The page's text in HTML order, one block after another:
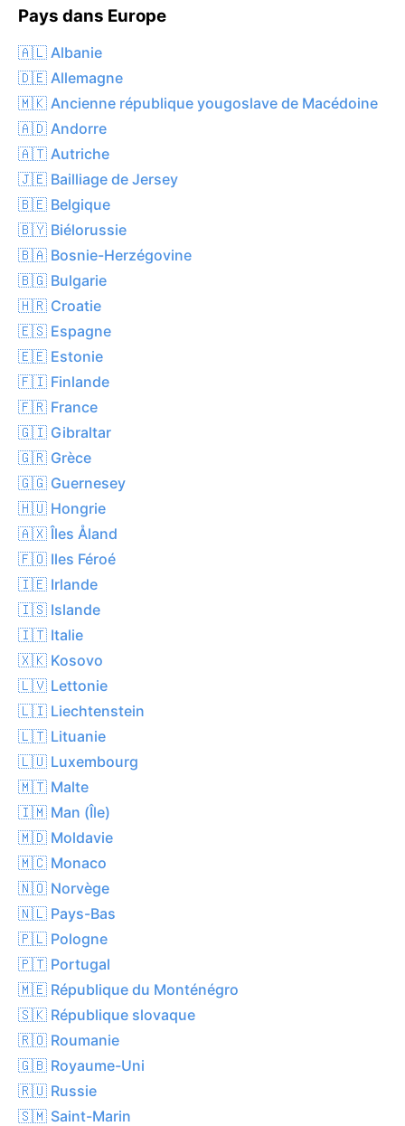
Pays dans Europe
🇦🇱 Albanie
🇩🇪 Allemagne
🇲🇰 Ancienne république yougoslave de Macédoine
🇦🇩 Andorre
🇦🇹 Autriche
🇯🇪 Bailliage de Jersey
🇧🇪 Belgique
🇧🇾 Biélorussie
🇧🇦 Bosnie-Herzégovine
🇧🇬 Bulgarie
🇭🇷 Croatie
🇪🇸 Espagne
🇪🇪 Estonie
🇫🇮 Finlande
🇫🇷 France
🇬🇮 Gibraltar
🇬🇷 Grèce
🇬🇬 Guernesey
🇭🇺 Hongrie
🇦🇽 Îles Åland
🇫🇴 Iles Féroé
🇮🇪 Irlande
🇮🇸 Islande
🇮🇹 Italie
🇽🇰 Kosovo
🇱🇻 Lettonie
🇱🇮 Liechtenstein
🇱🇹 Lituanie
🇱🇺 Luxembourg
🇲🇹 Malte
🇮🇲 Man (Île)
🇲🇩 Moldavie
🇲🇨 Monaco
🇳🇴 Norvège
🇳🇱 Pays-Bas
🇵🇱 Pologne
🇵🇹 Portugal
🇲🇪 République du Monténégro
🇸🇰 République slovaque
🇷🇴 Roumanie
🇬🇧 Royaume-Uni
🇷🇺 Russie
🇸🇲 Saint-Marin